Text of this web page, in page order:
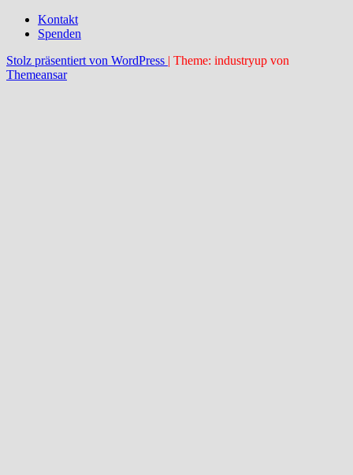
Kontakt
Spenden
Stolz präsentiert von WordPress | Theme: industryup von
Themeansar